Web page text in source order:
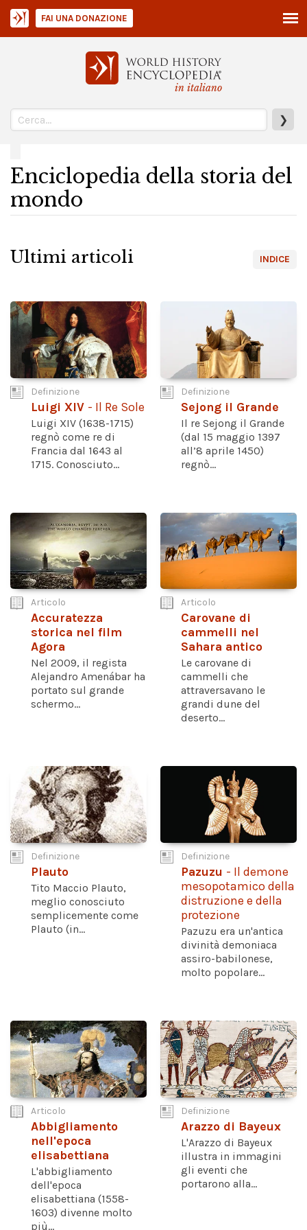
in italiano
❯
FAI UNA DONAZIONE
Enciclopedia della storia del
mondo
INDICE
Ultimi articoli
Definizione
Luigi XIV - Il Re Sole
Luigi XIV (1638-1715)
regnò come re di
Francia dal 1643 al
1715. Conosciuto...
Definizione
Sejong il Grande
Il re Sejong il Grande
(dal 15 maggio 1397
all’8 aprile 1450)
regnò...
Articolo
Accuratezza
storica nel film
Agora
Nel 2009, il regista
Alejandro Amenábar ha
portato sul grande
schermo...
Articolo
Carovane di
cammelli nel
Sahara antico
Le carovane di
cammelli che
attraversavano le
grandi dune del
deserto...
Definizione
Plauto
Tito Maccio Plauto,
meglio conosciuto
semplicemente come
Plauto (in...
Definizione
Pazuzu - Il demone
mesopotamico della
distruzione e della
protezione
Pazuzu era un'antica
divinità demoniaca
assiro-babilonese,
molto popolare...
Articolo
Abbigliamento
nell'epoca
elisabettiana
L'abbigliamento
dell'epoca
elisabettiana (1558-
1603) divenne molto
più...
Definizione
Arazzo di Bayeux
L'Arazzo di Bayeux
illustra in immagini
gli eventi che
portarono alla...